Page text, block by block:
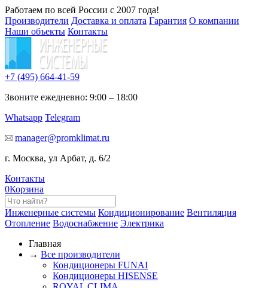
Работаем по всей России с 2007 года!
Производители Доставка и оплата Гарантия О компании
Наши объекты Контакты
+7 (495) 664-41-59
Звоните ежедневно: 9:00 – 18:00
Whatsapp Telegram
manager@promklimat.ru
г. Москва, ул Арбат, д. 6/2
Контакты
0Корзина
Инженерные системы Кондиционирование Вентиляция
Отопление Водоснабжение Электрика
Главная
→ Все производители
Кондиционеры FUNAI
Кондиционеры HISENSE